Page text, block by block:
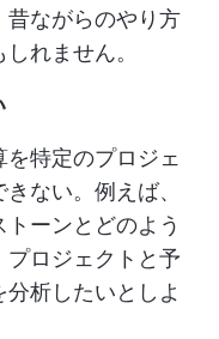
昔ながらのやり方
れません。
特定のプロジェ
ない。例えば、
ーンとどのよう
ロジェクトと予
析したいとしよ